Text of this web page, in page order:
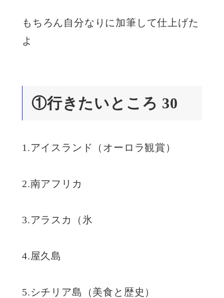
もちろん自分なりに加筆して仕上げた
よ
①行きたいところ 30
1.アイスランド（オーロラ観賞）
2.南アフリカ
3.アラスカ（氷
4.屋久島
5.シチリア島（美食と歴史）